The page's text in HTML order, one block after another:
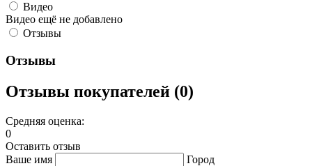
Видео
Видео ещё не добавлено
Отзывы
Отзывы
Отзывы покупателей (0)
Средняя оценка:
0
Оставить отзыв
Ваше имя
Город